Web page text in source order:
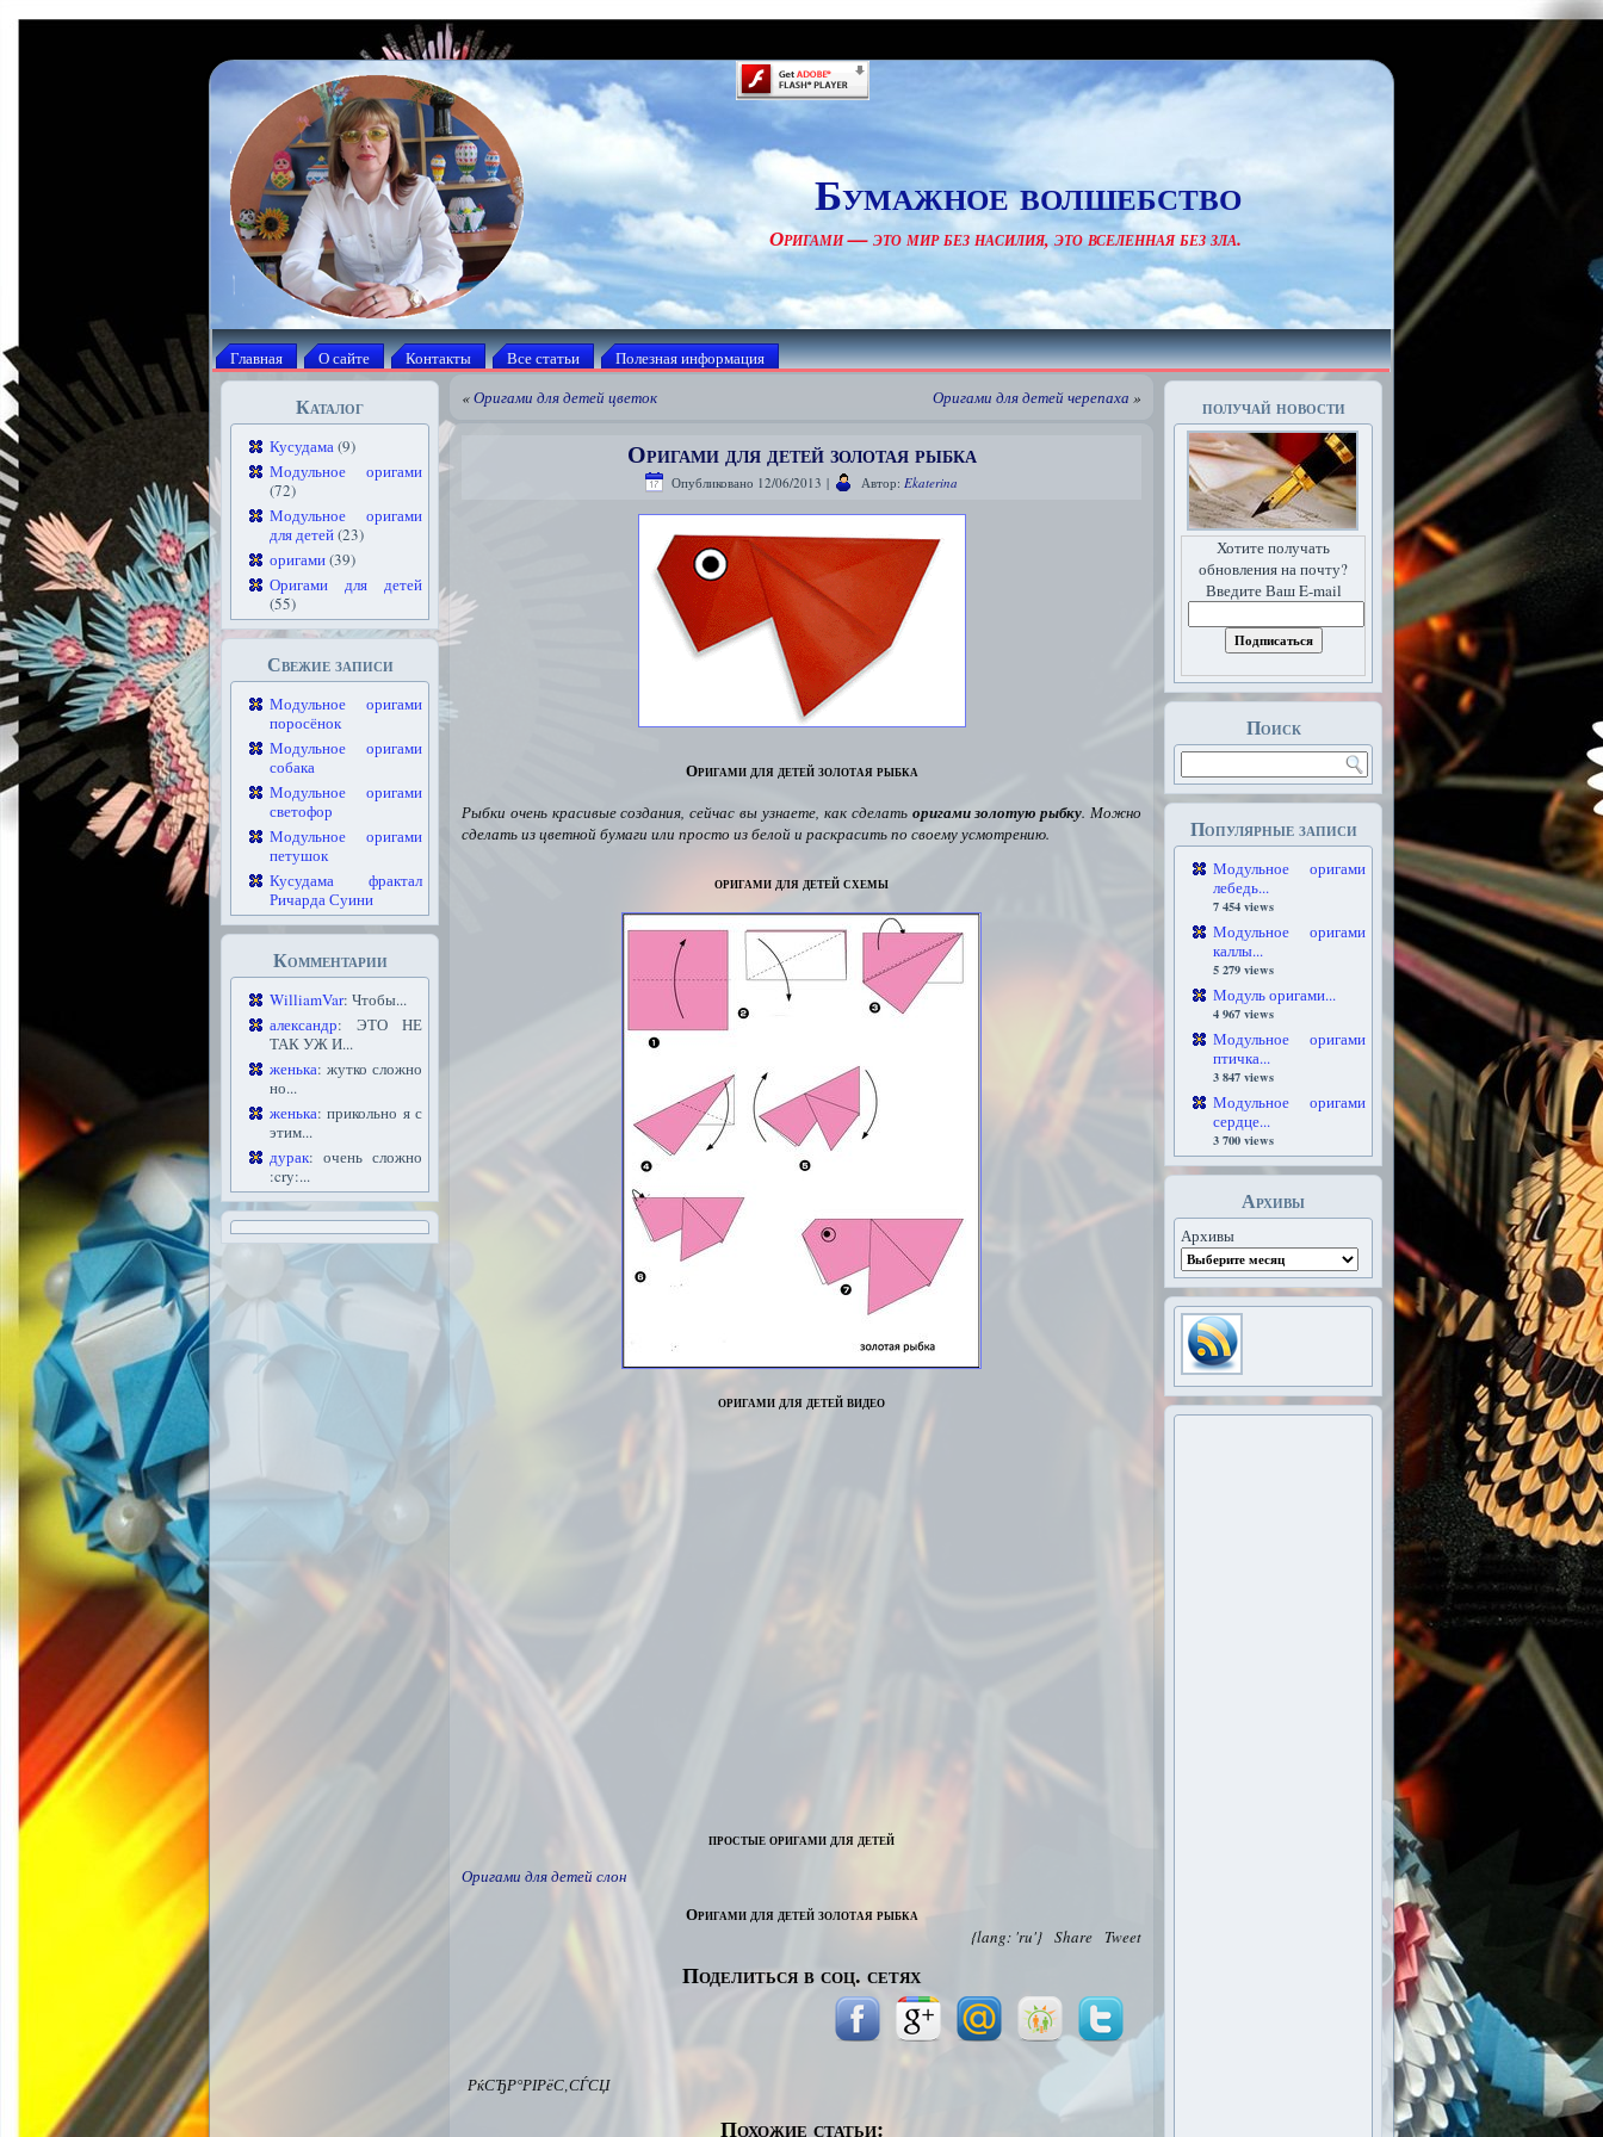
Бумажное волшебство
Оригами — это мир без насилия, это вселенная без зла.
Главная О сайте Контакты Все статьи Полезная информация
Каталог
Кусудама(9)
Модульное оригами
(72)
Модульное оригами
для детей(23)
оригами(39)
Оригами для детей
(55)
Свежие записи
Модульное оригами
поросёнок
Модульное оригами
собака
Модульное оригами
светофор
Модульное оригами
петушок
Кусудама фрактал
Ричарда Суини
Комментарии
WilliamVar: Чтобы...
александр: ЭТО НЕ
ТАК УЖ И...
женька: жутко сложно
но...
женька: прикольно я с
этим...
дурак: очень сложно
:cry:...
«Оригами для детей цветок Оригами для детей черепаха »
Оригами для детей золотая рыбка
Опубликовано 12/06/2013 | Автор: Ekaterina
Оригами для детей золотая рыбка
Рыбки очень красивые создания, сейчас вы узнаете, как сделать оригами золотую рыбку. Можно
сделать из цветной бумаги или просто из белой и раскрасить по своему усмотрению.
оригами для детей схемы
оригами для детей видео
простые оригами для детей
Оригами для детей слон
Оригами для детей золотая рыбка
Tweet
Share
{lang: 'ru'}
Поделиться в соц. сетях
РќСЂР°РІРёС‚СЃСЏ
Похожие статьи:
получай новости
Хотите получать
обновления на почту?
Введите Ваш E-mail
Поиск
Популярные записи
Модульное оригами
лебедь...
7 454 views
Модульное оригами
каллы...
5 279 views
Модуль оригами...
4 967 views
Модульное оригами
птичка...
3 847 views
Модульное оригами
сердце...
3 700 views
Архивы
Архивы